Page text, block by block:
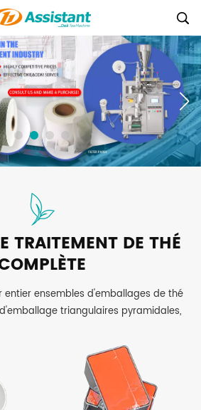
TRAITEMENT DE THÉ
entier ensembles d'emballages de thé
triangulaires pyramidales,
thé cachées, machines d'emballage,
de thé préfabriqués, adaptées au thé
blanc, au thé parfumé, au thé noir et
de poudres et de granulés.